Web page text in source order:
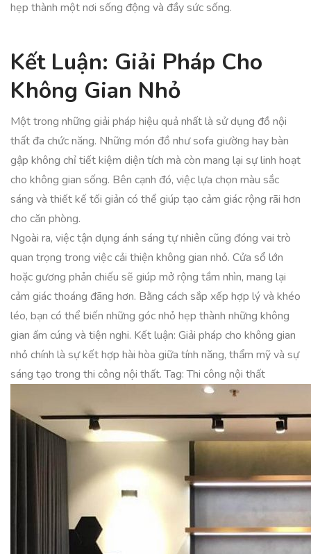
hẹp thành một nơi sống động và đầy sức sống.
Kết Luận: Giải Pháp Cho
Không Gian Nhỏ
Một trong những giải pháp hiệu quả nhất là sử dụng đồ nội
thất đa chức năng. Những món đồ như sofa giường hay bàn
gập không chỉ tiết kiệm diện tích mà còn mang lại sự linh hoạt
cho không gian sống. Bên cạnh đó, việc lựa chọn màu sắc
sáng và thiết kế tối giản có thể giúp tạo cảm giác rộng rãi hơn
cho căn phòng.
Ngoài ra, việc tận dụng ánh sáng tự nhiên cũng đóng vai trò
quan trọng trong việc cải thiện không gian nhỏ. Cửa sổ lớn
hoặc gương phản chiếu sẽ giúp mở rộng tầm nhìn, mang lại
cảm giác thoáng đãng hơn. Bằng cách sắp xếp hợp lý và khéo
léo, bạn có thể biến những góc nhỏ hẹp thành những không
gian ấm cúng và tiện nghi. Kết luận: Giải pháp cho không gian
nhỏ chính là sự kết hợp hài hòa giữa tính năng, thẩm mỹ và sự
sáng tạo trong thi công nội thất. Tag: Thi công nội thất